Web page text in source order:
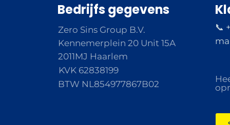
Bedrijfs gegevens
Zero Sins Group B.V.
Kennemerplein 20 Unit 15A
2011MJ Haarlem
KVK 62838199
BTW NL854977867B02
📞